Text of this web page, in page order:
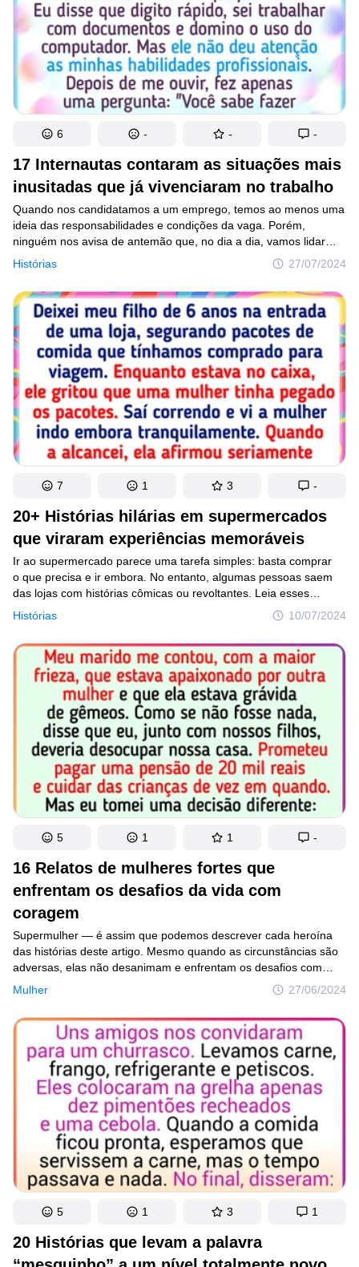
17 Internautas contaram as situações mais
inusitadas que já vivenciaram no trabalho
Histórias 27/07/2024
Quando nos candidatamos a um emprego, temos ao menos uma
ideia das responsabilidades e condições da vaga. Porém,
ninguém nos avisa de antemão que, no dia a dia, vamos lidar
com clientes ou colegas que vão nos marcar para o resto
de nossas vidas. E os internautas da nossa seleção de hoje têm
muitas histórias para contar sobre o tema.
6 - - -
20+ Histórias hilárias em supermercados
que viraram experiências memoráveis
Histórias 10/07/2024
Ir ao supermercado parece uma tarefa simples: basta comprar
o que precisa e ir embora. No entanto, algumas pessoas saem
das lojas com histórias cômicas ou revoltantes. Leia esses
relatos incríveis, e para deixar a sua experiência ainda melhor,
nós ilustramos o artigo com imagens criadas por inteligência
artificial.
7 1 3 -
16 Relatos de mulheres fortes que
enfrentam os desafios da vida com
coragem
Mulher 27/06/2024
Supermulher — é assim que podemos descrever cada heroína
das histórias deste artigo. Mesmo quando as circunstâncias são
adversas, elas não desanimam e enfrentam os desafios com
determinação e coragem.
5 1 1 -
20 Histórias que levam a palavra
5 1 3 1